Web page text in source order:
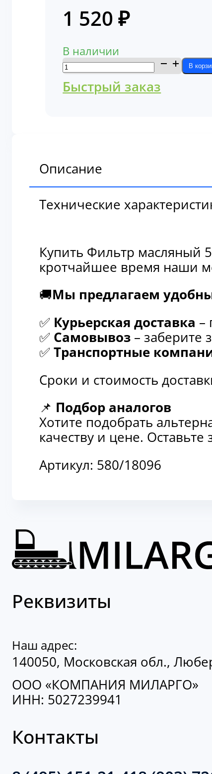
1 520₽
В наличии
Количество
товара
Фильтр
В
Быстрый заказ
Описание
Технические
Купить Фильтр масляный
кротчайшее время наши
🚚Мы предлагаем
✅ Курьерская доставка –
✅ Самовывоз – заберите
✅ Транспортные
Сроки и стоимость
📌 Подбор аналогов
Хотите подобрать
качеству и цене.
Артикул: 580/18096
Реквизиты
Наш адрес:
140050, Московская обл.,
ООО «КОМПАНИЯ МИЛАРГО»
ИНН: 5027239941
Контакты